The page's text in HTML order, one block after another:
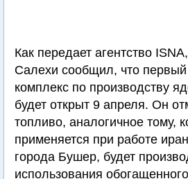
Как передает агентство
Салехи сообщил, что первый
комплекс по производству
будет открыт 9 апреля. Он
топливо, аналогичное тому,
применяется при работе
города Бушер, будет
использования